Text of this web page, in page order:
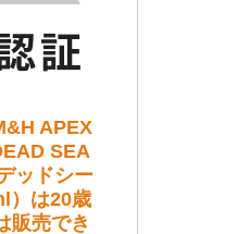
APEX
SEA
ッドシー
）は20歳
販売でき